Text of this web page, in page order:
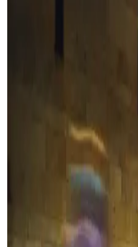
Laviyonsa
Güneşten
Laviyonsa hasır vizör
güneşten koruyan
kolaylaştıran
Pierre Cardin
Çantası
Pierre Cardin'in
fonksiyonelliği bir
askısıyla günlük
tasarlanmıştır.